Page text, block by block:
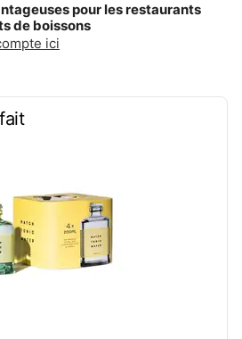
pour les restaurants
de boissons
ici